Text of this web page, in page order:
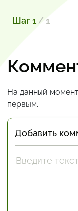
Шаг 1 / 1
На данный
первым.
Добавить